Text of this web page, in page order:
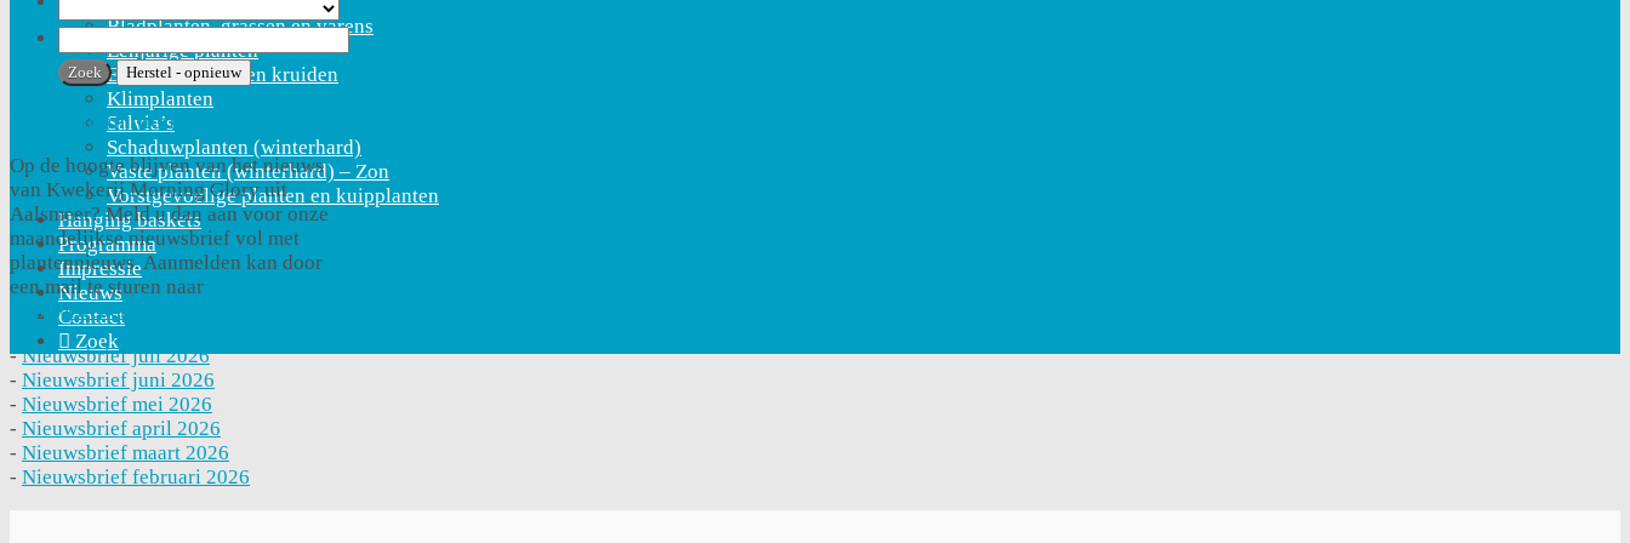
Bladplanten, grassen en varens
Eenjarige planten
Eetbare planten en kruiden
Klimplanten
Salvia’s
Schaduwplanten (winterhard)
Vaste planten (winterhard) – Zon
Vorstgevoelige planten en kuipplanten
Hanging baskets
Programma
Impressie
Nieuws
Contact
Zoek
Aanmelden nieuwsbrief
Op de hoogte blijven van het nieuws
van Kwekerij Morning Glory uit
Aalsmeer? Meld u dan aan voor onze
maandelijkse nieuwsbrief vol met
plantennieuws. Aanmelden kan door
een mail te sturen naar
info@kwekerijmorningglory.nl
-Nieuwsbrief juli 2026
- Nieuwsbrief juni 2026
- Nieuwsbrief mei 2026
- Nieuwsbrief april 2026
- Nieuwsbrief maart 2026
- Nieuwsbrief februari 2026